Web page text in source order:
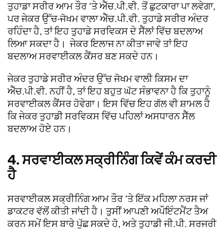
ਤੁਹਾਡਾ ਸਰੀਰ ਆਮ ਤੌਰ ‘ਤੇ ਐੱਚ.ਪੀ.ਵੀ. ਤੋਂ ਛੁਟਕਾਰਾ ਪਾ ਲਵੇਗਾ,
ਪਰ ਜੇਕਰ ਉੱਚ-ਜੋਖਮ ਵਾਲਾ ਐੱਚ.ਪੀ.ਵੀ. ਤੁਹਾਡੇ ਸਰੀਰ ਅੰਦਰ
ਰਹਿੰਦਾ ਹੈ, ਤਾਂ ਇਹ ਤੁਹਾਡੇ ਸਰਵਿਕਸ ਦੇ ਸੈੱਲਾਂ ਵਿੱਚ ਬਦਲਾਅ
ਲਿਆ ਸਕਦਾ ਹੈ। ਜੇਕਰ ਇਲਾਜ ਨਾ ਕੀਤਾ ਜਾਵੇ ਤਾਂ ਇਹ
ਬਦਲਾਅ ਸਰਵਾਈਕਲ ਕੈਂਸਰ ਬਣ ਸਕਦੇ ਹਨ।
ਜੇਕਰ ਤੁਹਾਡੇ ਸਰੀਰ ਅੰਦਰ ਉੱਚ ਜੋਖਮ ਵਾਲੀ ਕਿਸਮ ਦਾ
ਐੱਚ.ਪੀ.ਵੀ. ਨਹੀਂ ਹੈ, ਤਾਂ ਇਹ ਬਹੁਤ ਘੱਟ ਸੰਭਾਵਨਾ ਹੈ ਕਿ ਤੁਹਾਨੂੰ
ਸਰਵਾਈਕਲ ਕੈਂਸਰ ਹੋਵੇਗਾ। ਇਸ ਵਿੱਚ ਇਹ ਗੱਲ ਵੀ ਸ਼ਾਮਲ ਹੈ
ਕਿ ਜੇਕਰ ਤੁਹਾਡੀ ਸਰਵਿਕਸ ਵਿੱਚ ਪਹਿਲਾਂ ਅਸਧਾਰਨ ਸੈੱਲ
ਬਦਲਾਅ ਹੋਏ ਹਨ।
4. ਸਰਵਾਈਕਲ ਸਕ੍ਰੀਨਿੰਗ ਕਿਵੇਂ ਕੰਮ ਕਰਦੀ
ਹੈ
ਸਰਵਾਈਕਲ ਸਕ੍ਰੀਨਿੰਗ ਆਮ ਤੌਰ ‘ਤੇ ਇੱਕ ਮਹਿਲਾ ਨਰਸ ਜਾਂ
ਡਾਕਟਰ ਵੱਲੋਂ ਕੀਤੀ ਜਾਂਦੀ ਹੈ। ਤੁਸੀਂ ਆਪਣੀ ਅਪੌਇੰਟਮੈਂਟ ਤੈਅ
ਕਰਨ ਸਮੇਂ ਇਸ ਬਾਰੇ ਪੁੱਛ ਸਕਦੇ ਹੋ, ਅਤੇ ਤੁਹਾਡੀ ਜੀ.ਪੀ. ਸਰਜਰੀ